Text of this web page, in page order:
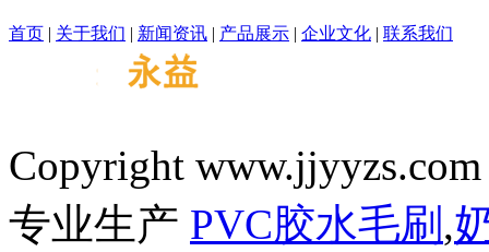
首页 | 关于我们 | 新闻资讯 | 产品展示 | 企业文化 | 联系我们
Copyright
专业生产 PVC胶水毛刷 ,